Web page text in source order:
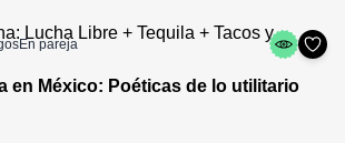
En pareja
en México: Poéticas de lo utilitario